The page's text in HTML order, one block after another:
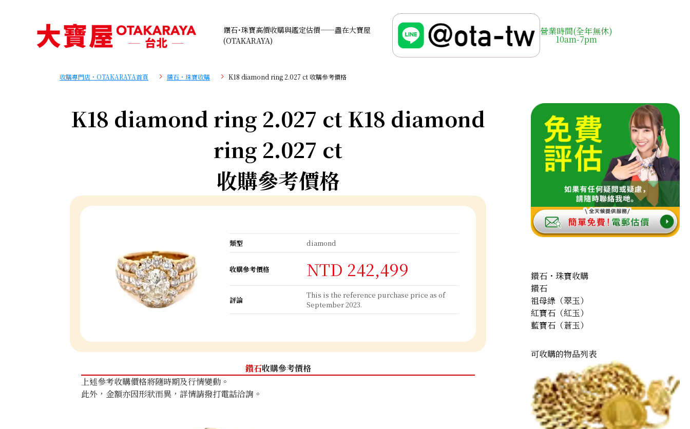
鑽石･珠寶高價收購與鑑定估價——盡在大寶屋
(OTAKARAYA)
營業時間(全年無休)
10am-7pm
收購專門店・OTAKARAYA首頁 鑽石・珠寶收購 K18 diamond ring 2.027 ct 收購參考價格
K18 diamond ring 2.027 ct K18 diamond
ring 2.027 ct
收購參考價格
類型 diamond
收購參考價格 NTD 242,499
評論
This is the reference purchase price as of
September 2023.
鑽石收購參考價格
上述參考收購價格將隨時期及行情變動。
此外，金額亦因形狀而異，詳情請撥打電話洽詢。
鑽石・珠寶收購
鑽石
祖母綠（翠玉）
紅寶石（紅玉）
藍寶石（蒼玉）
可收購的物品列表